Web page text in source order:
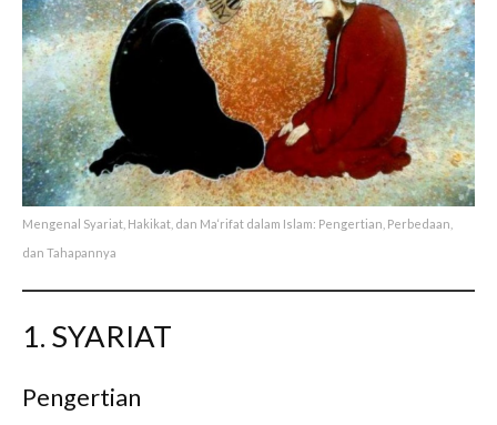
Mengenal Syariat, Hakikat, dan Ma‘rifat dalam Islam: Pengertian, Perbedaan,
dan Tahapannya
1. SYARIAT
Pengertian